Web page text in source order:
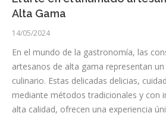
Alta Gama
14/05/2024
En el mundo de la gastronomía, las
artesanos de alta gama representan
culinario. Estas delicadas delicias,
mediante métodos tradicionales y con
alta calidad, ofrecen una experiencia